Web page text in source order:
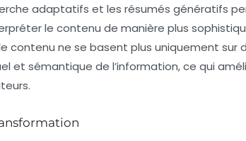
adaptatifs et les résumés génératifs
le contenu de manière plus
contenu ne se basent plus uniquement sur
et sémantique de l’information, ce qui